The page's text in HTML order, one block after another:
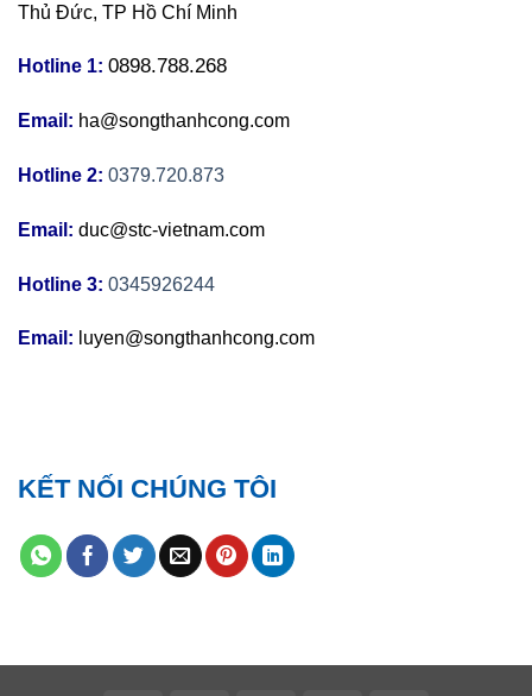
Thủ Đức, TP Hồ Chí Minh
Hotline 1: 0898.788.268
Email: ha@songthanhcong.com
Hotline 2: 0379.720.873
Email: duc@stc-vietnam.com
Hotline 3: 0345926244
Email: luyen@songthanhcong.com
KẾT NỐI CHÚNG TÔI